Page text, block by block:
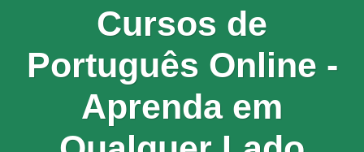
Cursos de
Português Online -
Aprenda em